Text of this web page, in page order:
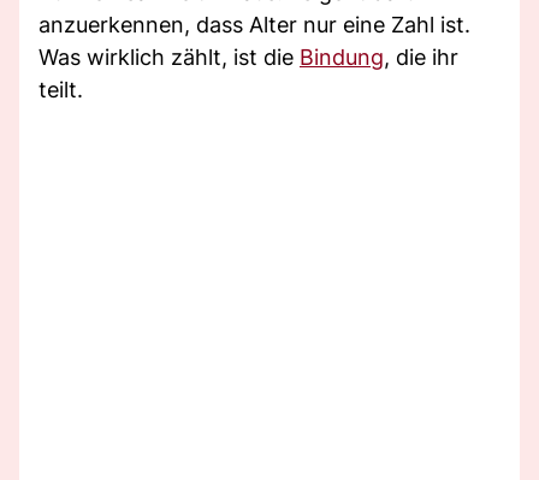
anzuerkennen, dass Alter nur eine Zahl ist.
Was wirklich zählt, ist die Bindung, die ihr
teilt.